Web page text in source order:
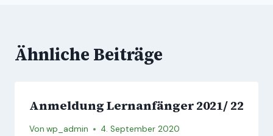
Ähnliche Beiträge
Anmeldung Lernanfänger 2021/ 22
Von wp_admin 4. September 2020